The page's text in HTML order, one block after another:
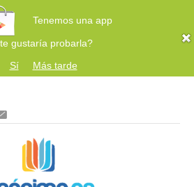
Tenemos una app
gustaría probarla?
Sí
Más tarde